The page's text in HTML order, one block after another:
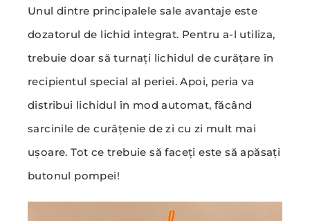
Unul dintre principalele sale avantaje este
dozatorul de lichid integrat. Pentru a-l utiliza,
trebuie doar să turnați lichidul de curățare în
recipientul special al periei. Apoi, peria va
distribui lichidul în mod automat, făcând
sarcinile de curățenie de zi cu zi mult mai
ușoare. Tot ce trebuie să faceți este să apăsați
butonul pompei!